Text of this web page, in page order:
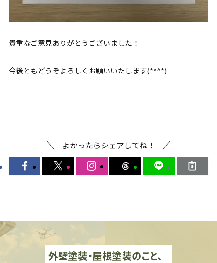
貴重なご意見ありがとうございました！
今後ともどうぞよろしくお願いいたします(*^^*)
よかったらシェアしてね！
外壁塗装・屋根塗装のこと、